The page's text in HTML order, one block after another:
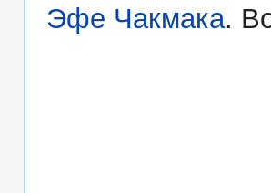
Эфе Чакмака.